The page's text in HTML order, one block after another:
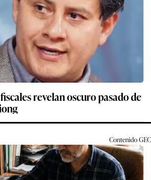
revelan oscuro pasado de
ContenidoGEC